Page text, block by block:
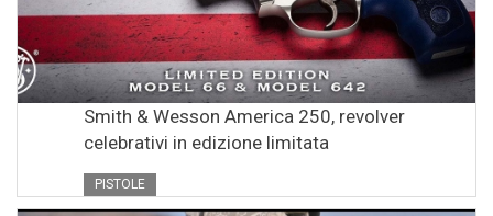
Smith & Wesson America 250, revolver
celebrativi in edizione limitata
PISTOLE